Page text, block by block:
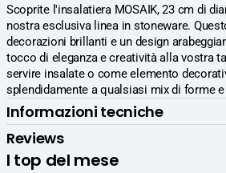
In
Stoneware
Con
Decori
Assortiti
Set
4
Pz
In
Stoneware
Con
Decori
Assortiti
Set
4
Scoprite l'insalatiera MOSAIK, 23 cm di
nostra esclusiva linea in stoneware.
decorazioni brillanti e un design
tocco di eleganza e creatività alla vostra
servire insalate o come elemento
splendidamente a qualsiasi mix di forme
Informazioni tecniche
Reviews
I top del mese